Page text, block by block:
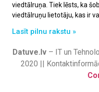
viedtālruņa. Tiek lēsts, ka
viedtālruņu lietotāju, kas ir
Lasīt pilnu rakstu »
Datuve.lv– IT un
2020 ||